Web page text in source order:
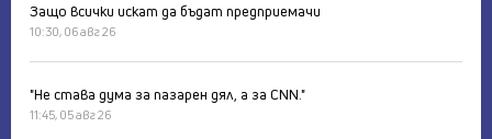
Защо всички искат да бъдат предприемачи
10:30, 06 авг 26
"Не става дума за пазарен дял, а за CNN."
11:45, 05 авг 26